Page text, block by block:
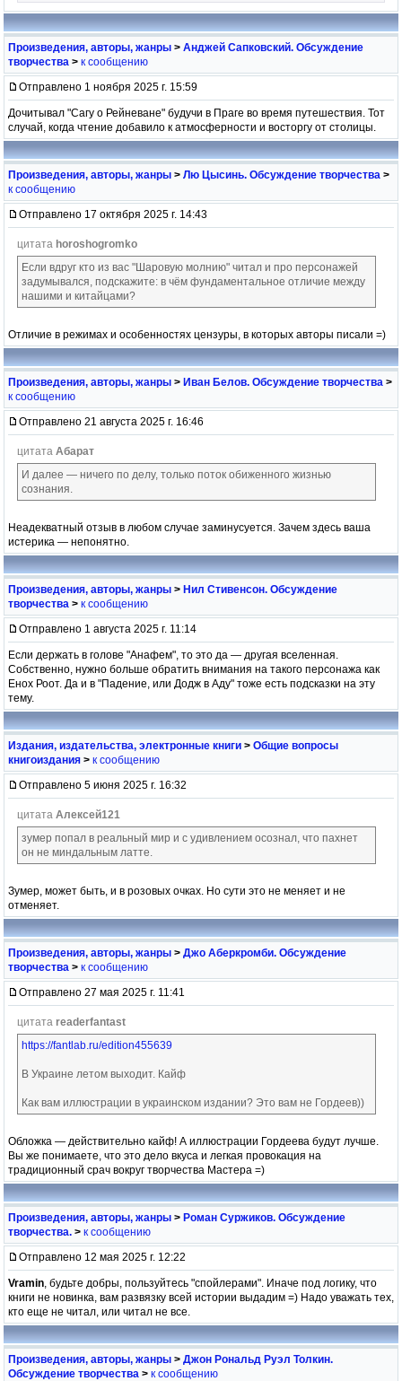
Произведения, авторы, жанры > Анджей Сапковский. Обсуждение
творчества > к сообщению
Отправлено 1 ноября 2025 г. 15:59
Дочитывал "Сагу о Рейневане" будучи в Праге во время путешествия. Тот
случай, когда чтение добавило к атмосферности и восторгу от столицы.
Произведения, авторы, жанры > Лю Цысинь. Обсуждение творчества >
к сообщению
Отправлено 17 октября 2025 г. 14:43
цитата horoshogromko
Если вдруг кто из вас "Шаровую молнию" читал и про персонажей
задумывался, подскажите: в чём фундаментальное отличие между
нашими и китайцами?
Отличие в режимах и особенностях цензуры, в которых авторы писали =)
Произведения, авторы, жанры > Иван Белов. Обсуждение творчества >
к сообщению
Отправлено 21 августа 2025 г. 16:46
цитата Абарат
И далее — ничего по делу, только поток обиженного жизнью
сознания.
Неадекватный отзыв в любом случае заминусуется. Зачем здесь ваша
истерика — непонятно.
Произведения, авторы, жанры > Нил Стивенсон. Обсуждение
творчества > к сообщению
Отправлено 1 августа 2025 г. 11:14
Если держать в голове "Анафем", то это да — другая вселенная.
Собственно, нужно больше обратить внимания на такого персонажа как
Енох Роот. Да и в "Падение, или Додж в Аду" тоже есть подсказки на эту
тему.
Издания, издательства, электронные книги > Общие вопросы
книгоиздания > к сообщению
Отправлено 5 июня 2025 г. 16:32
цитата Алексей121
зумер попал в реальный мир и с удивлением осознал, что пахнет
он не миндальным латте.
Зумер, может быть, и в розовых очках. Но сути это не меняет и не
отменяет.
Произведения, авторы, жанры > Джо Аберкромби. Обсуждение
творчества > к сообщению
Отправлено 27 мая 2025 г. 11:41
цитата readerfantast
https://fantlab.ru/edition455639
В Украине летом выходит. Кайф
Как вам иллюстрации в украинском издании? Это вам не Гордеев))
Обложка — действительно кайф! А иллюстрации Гордеева будут лучше.
Вы же понимаете, что это дело вкуса и легкая провокация на
традиционный срач вокруг творчества Мастера =)
Произведения, авторы, жанры > Роман Суржиков. Обсуждение
творчества. > к сообщению
Отправлено 12 мая 2025 г. 12:22
Vramin, будьте добры, пользуйтесь "спойлерами". Иначе под логику, что
книги не новинка, вам развязку всей истории выдадим =) Надо уважать тех,
кто еще не читал, или читал не все.
Произведения, авторы, жанры > Джон Рональд Руэл Толкин.
Обсуждение творчества > к сообщению